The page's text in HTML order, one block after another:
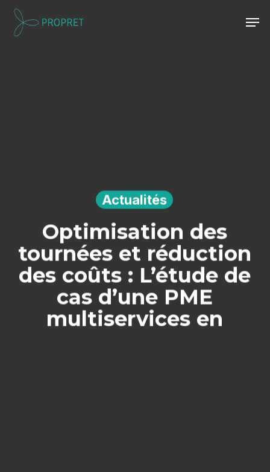
Skip
Actualités
Optimisation des
tournées et réduction
des coûts : L’étude de
cas d’une PME
multiservices en